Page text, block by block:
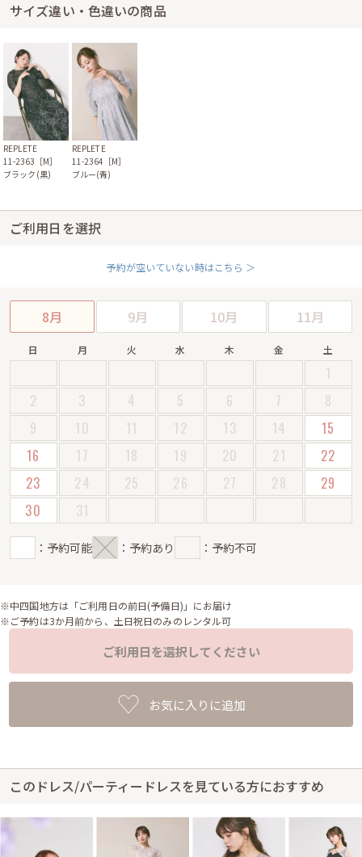
サイズ違い・色違いの商品
REPLETE
11-2363［M］
ブラック(黒)
REPLETE
11-2364［M］
ブルー(青)
ご利用日を選択
予約が空いていない時はこちら ＞
8月 9月 10月 11月
日 月 火 水 木 金 土
1
2
3 4 5 6 7
8
9
10 11 12 13 14
15
16
17 18 19 20 21
22
23
24 25 26 27 28
29
30
31
：予約可能 ：予約あり ：予約不可
※中四国地方は「ご利用日の前日(予備日)」にお届け
※ご予約は3か月前から、土日祝日のみのレンタル可
ご利用日を選択してください
お気に入りに追加
このドレス/パーティードレスを見ている方におすすめ